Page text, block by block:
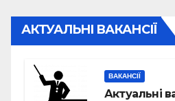
АКТУАЛЬНІ ВАКАНСІЇ
ВАКАНСІЇ
Актуальні